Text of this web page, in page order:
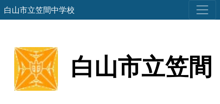
白山市立笠間中学校
白山市立笠間